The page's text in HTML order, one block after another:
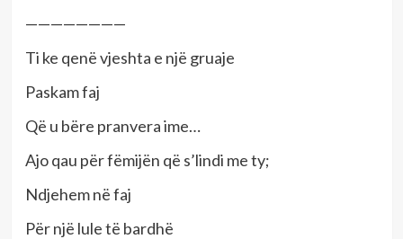
————————
Ti ke qenë vjeshta e një gruaje
Paskam faj
Që u bëre pranvera ime…
Ajo qau për fëmijën që s’lindi me ty;
Ndjehem në faj
Për një lule të bardhë